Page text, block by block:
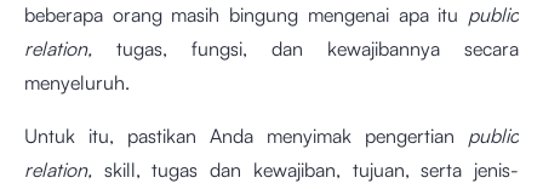
beberapa orang masih bingung mengenai apa itu public
relation, tugas, fungsi, dan kewajibannya secara
menyeluruh.
Untuk itu, pastikan Anda menyimak pengertian public
relation, skill, tugas dan kewajiban, tujuan, serta jenis-